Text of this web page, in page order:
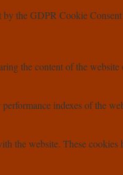
the GDPR Cookie
the content of the
indexes of the
the website. These